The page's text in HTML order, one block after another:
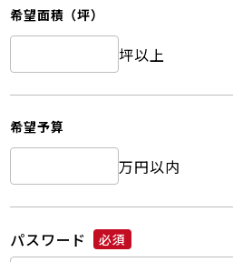
希望面積（坪）
坪以上
希望予算
万円以内
パスワード 必須